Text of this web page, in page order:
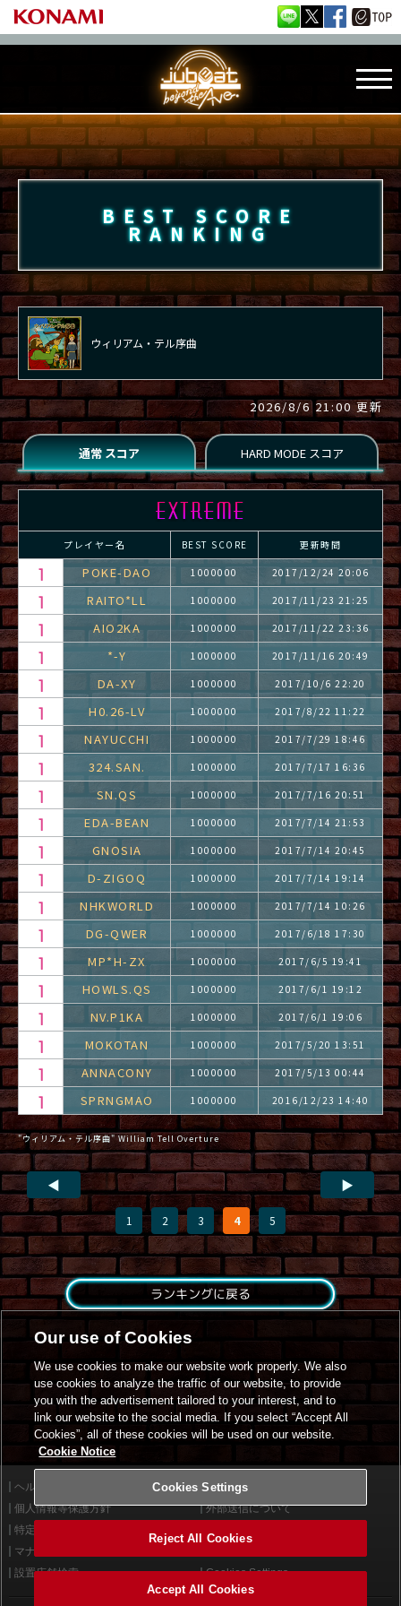
BEST SCORE
RANKING
ウィリアム・テル序曲
2026/8/6 21:00 更新
プレイヤー名 BEST SCORE 更新時間
POKE-DAO 1000000 2017/12/24 20:06
RAITO*LL 1000000 2017/11/23 21:25
AIO2KA 1000000 2017/11/22 23:36
*-Y 1000000 2017/11/16 20:49
DA-XY 1000000 2017/10/6 22:20
H0.26-LV 1000000 2017/8/22 11:22
NAYUCCHI 1000000 2017/7/29 18:46
324.SAN. 1000000 2017/7/17 16:36
SN.QS 1000000 2017/7/16 20:51
EDA-BEAN 1000000 2017/7/14 21:53
GNOSIA 1000000 2017/7/14 20:45
D-ZIGOQ 1000000 2017/7/14 19:14
NHKWORLD 1000000 2017/7/14 10:26
DG-QWER 1000000 2017/6/18 17:30
MP*H-ZX 1000000 2017/6/5 19:41
HOWLS.QS 1000000 2017/6/1 19:12
NV.P1KA 1000000 2017/6/1 19:06
MOKOTAN 1000000 2017/5/20 13:51
ANNACONY 1000000 2017/5/13 00:44
SPRNGMAO 1000000 2016/12/23 14:40
"ウィリアム・テル序曲" William Tell Overture
◀
1 2 3 4 5
▶
ランキングに戻る
ヘルプ
利用規約
個人情報等保護方針
外部送信について
特定商取引法に基づく表示
マナー＆ルール
設置店舗検索
Cookies Settings
Our use of Cookies
We use cookies to make our website work properly. We also
use cookies to analyze the traffic of our website, to provide
you with the advertisement tailored to your interest, and to
link our website to the social media. If you select “Accept All
Cookies”, all of these cookies will be used on our website.
Cookie Notice
Cookies Settings
Reject All Cookies
Accept All Cookies